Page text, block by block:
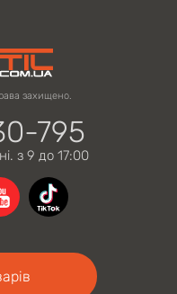
захищено.
795
з 9 до 17:00